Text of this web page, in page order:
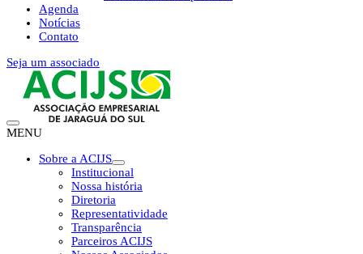
Agenda
Notícias
Contato
Seja um associado
MENU
Sobre a ACIJS
Institucional
Nossa história
Diretoria
Representatividade
Transparência
Parceiros ACIJS